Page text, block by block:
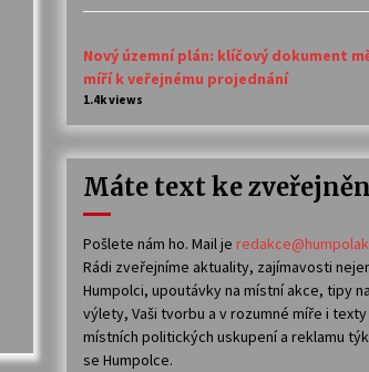
Nový územní plán: klíčový dokument
míří k veřejnému projednání
1.4k views
Máte text ke
Pošlete nám ho. Mail je
Rádi zveřejníme aktuality, zajímavosti
Humpolci, upoutávky na místní akce, tipy na
výlety, Vaši tvorbu a v rozumné míře i texty
místních politických uskupení a reklamu
se Humpolce.